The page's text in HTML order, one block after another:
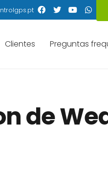
Clientes Preguntas
de